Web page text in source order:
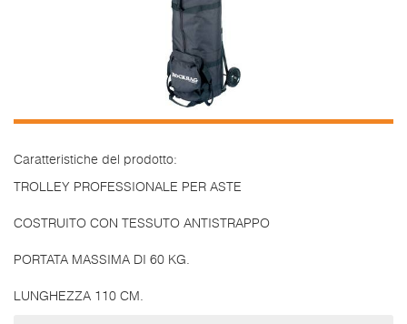
Caratteristiche del prodotto:
TROLLEY PROFESSIONALE PER ASTE
COSTRUITO CON TESSUTO ANTISTRAPPO
PORTATA MASSIMA DI 60 KG.
LUNGHEZZA 110 CM.